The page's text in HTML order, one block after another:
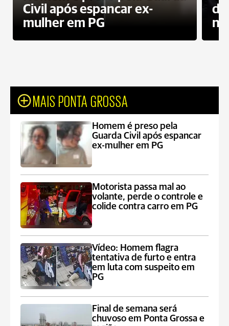
Civil após espancar ex-
mulher em PG
do
MAIS PONTA GROSSA
Homem é preso pela
Guarda Civil após espancar
ex-mulher em PG
Motorista passa mal ao
volante, perde o controle e
colide contra carro em PG
Vídeo: Homem flagra
tentativa de furto e entra
em luta com suspeito em
PG
Final de semana será
chuvoso em Ponta Grossa e